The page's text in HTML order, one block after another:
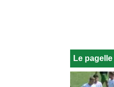
Le pagelle